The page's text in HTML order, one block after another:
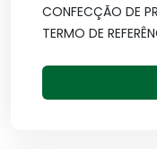
CONFECÇÃO DE
TERMO DE